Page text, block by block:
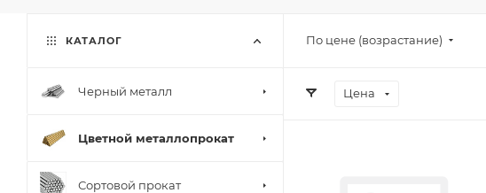
По цене (возрастание)
Цена
КАТАЛОГ
Черный металл
Цветной металлопрокат
Сортовой прокат